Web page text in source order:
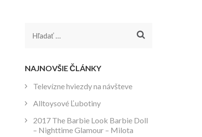
Hľadať:
NAJNOVŠIE ČLÁNKY
Televízne hviezdy na návšteve
Alltoysové Ľubotiny
2017 The Barbie Look Barbie Doll
– Nighttime Glamour – Milota